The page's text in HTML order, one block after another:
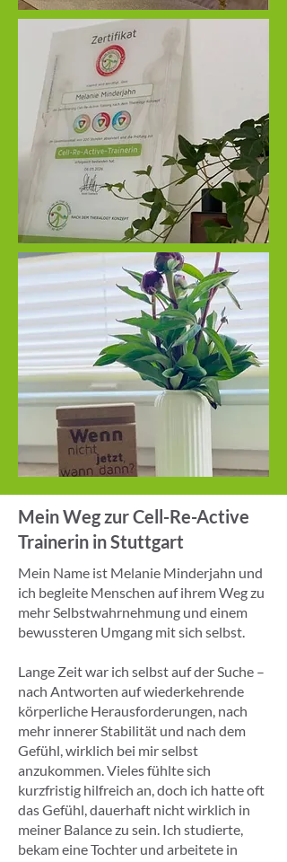
Mein Weg zur Cell-Re-Active
Trainerin in Stuttgart
Mein Name ist Melanie Minderjahn und
ich begleite Menschen auf ihrem Weg zu
mehr Selbstwahrnehmung und einem
bewussteren Umgang mit sich selbst.
Lange Zeit war ich selbst auf der Suche –
nach Antworten auf wiederkehrende
körperliche Herausforderungen, nach
mehr innerer Stabilität und nach dem
Gefühl, wirklich bei mir selbst
anzukommen. Vieles fühlte sich
kurzfristig hilfreich an, doch ich hatte oft
das Gefühl, dauerhaft nicht wirklich in
meiner Balance zu sein. Ich studierte,
bekam eine Tochter und arbeitete in